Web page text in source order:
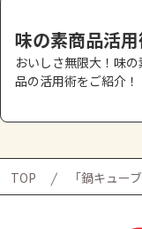
味の素商品活
おいしさ無限大！味
品の活用術をご紹介！
TOP 「鍋キュー